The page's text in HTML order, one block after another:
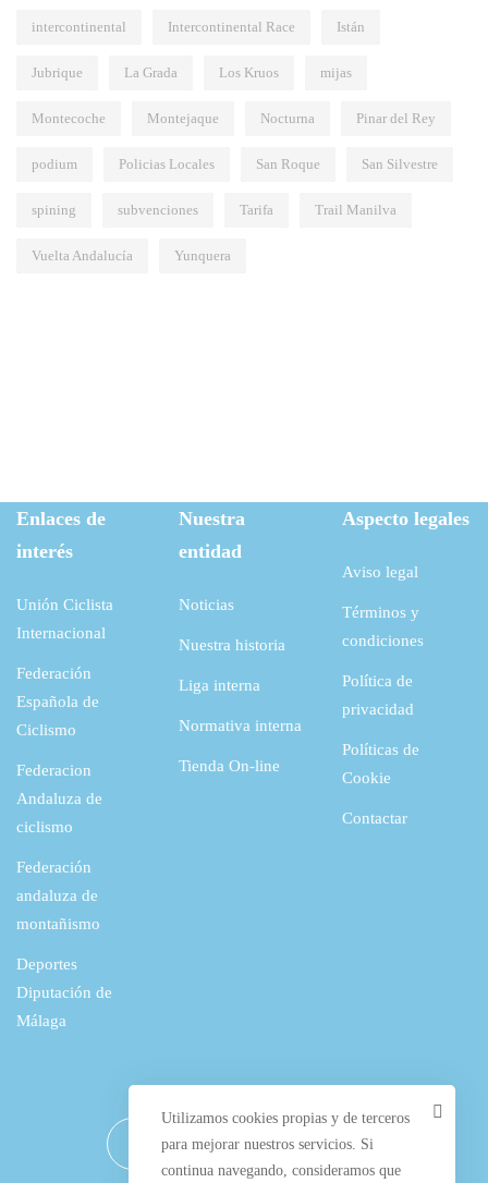
intercontinental Intercontinental Race Istán
Jubrique La Grada Los Kruos mijas
Montecoche Montejaque Nocturna Pinar del Rey
podium Policias Locales San Roque San Silvestre
spining subvenciones Tarifa Trail Manilva
Vuelta Andalucía Yunquera
Enlaces de
interés
Unión Ciclista
Internacional
Federación
Española de
Ciclismo
Federacion
Andaluza de
ciclismo
Federación
andaluza de
montañismo
Deportes
Diputación de
Málaga
Nuestra
entidad
Noticias
Nuestra historia
Liga interna
Normativa interna
Tienda On-line
Aspecto legales
Aviso legal
Términos y
condiciones
Política de
privacidad
Políticas de
Cookie
Contactar
Utilizamos cookies propias y de terceros
para mejorar nuestros servicios. Si
continua navegando, consideramos que